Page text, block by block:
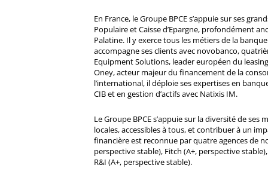
En France, le Groupe BPCE s’appuie sur ses
Populaire et Caisse d’Epargne, profondément
Palatine. Il y exerce tous les métiers de la
accompagne ses clients avec novobanco,
Equipment Solutions, leader européen du
Oney, acteur majeur du financement de la
l’international, il déploie ses expertises en
CIB et en gestion d’actifs avec Natixis IM.
Le Groupe BPCE s’appuie sur la diversité de
locales, accessibles à tous, et contribuer à un
financière est reconnue par quatre agences de
perspective stable), Fitch (A+, perspective
R&I (A+, perspective stable).